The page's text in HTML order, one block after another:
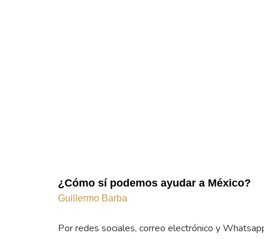
¿Cómo sí podemos ayudar a México?
Guillermo Barba
Por redes sociales, correo electrónico y